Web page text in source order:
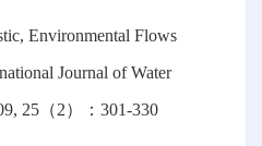
Environmental Flows
Journal of Water
25（2）：301-330